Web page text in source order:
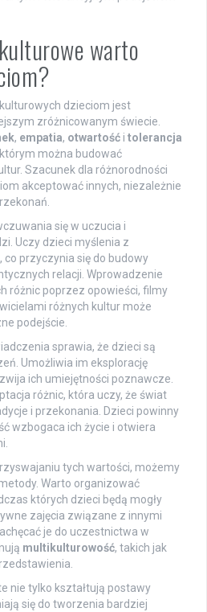
warto
dzieciom jest
zróżnicowanym świecie.
, empatia, otwartość i tolerancja
można budować
Szacunek dla różnorodności
akceptować innych, niezależnie
się w uczucia i
Uczy dzieci myślenia z
co przyczynia się do budowy
relacji. Wprowadzenie
różnic poprzez opowieści, filmy
różnych kultur może
podejście.
sprawia, że dzieci są
Umożliwia im eksplorację
ich umiejętności poznawcze.
różnic, która uczy, że świat
i przekonania. Dzieci powinny
wzbogaca ich życie i otwiera
tych wartości, możemy
Warto organizować
których dzieci będą mogły
zajęcia związane z innymi
je do uczestnictwa w
multikulturowość, takich jak
nie tylko kształtują postawy
się do tworzenia bardziej